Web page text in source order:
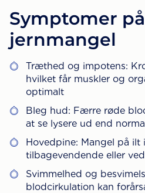
Symptomer på
jernmangel
Træthed og impotens:
hvilket får muskler og
optimalt
Bleg hud: Færre røde
at se lysere ud end
Hovedpine: Mangel på ilt
tilbagevendende eller
Svimmelhed og
blodcirkulation kan